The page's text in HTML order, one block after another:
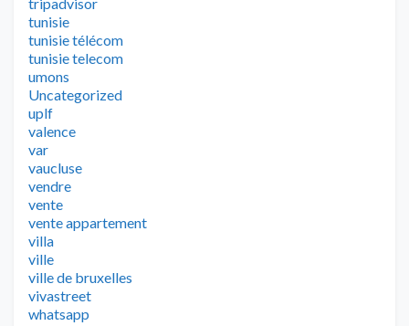
tunisie
tunisie télécom
tunisie telecom
umons
Uncategorized
uplf
valence
var
vaucluse
vendre
vente
vente appartement
villa
ville
ville de bruxelles
vivastreet
whatsapp